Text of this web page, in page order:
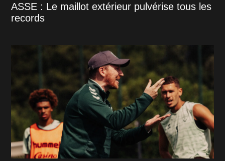
ASSE : Le maillot extérieur pulvérise tous les
records